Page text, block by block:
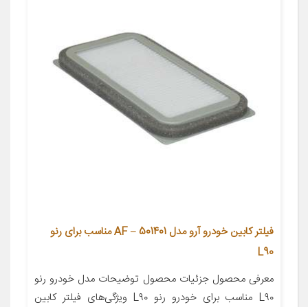
فیلتر کابین خودرو آرو مدل AF – 501401 مناسب برای رنو
L90
معرفی محصول جزئیات محصول توضیحات مدل خودرو رنو
L۹۰ مناسب برای خودرو رنو L۹۰ ویژگی‌های فیلتر کابین